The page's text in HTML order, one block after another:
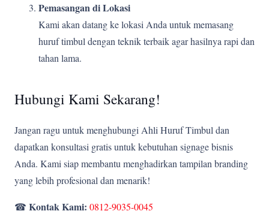
Pemasangan di Lokasi
Kami akan datang ke lokasi Anda untuk memasang
huruf timbul dengan teknik terbaik agar hasilnya rapi dan
tahan lama.
Hubungi Kami Sekarang!
Jangan ragu untuk menghubungi Ahli Huruf Timbul dan
dapatkan konsultasi gratis untuk kebutuhan signage bisnis
Anda. Kami siap membantu menghadirkan tampilan branding
yang lebih profesional dan menarik!
☎ Kontak Kami: 0812-9035-0045